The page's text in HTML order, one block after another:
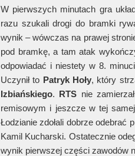
W pierwszych minutach gra
razu szukali drogi do bramki
wynik – wówczas na prawej
pod bramkę, a tam atak
odpowiadać i niestety w 8.
Uczynił to Patryk Hoły, który
Izbiańskiego. RTS nie
remisowym i jeszcze w tej
Łodzianie zdołali dobrze odebrać
Kamil Kucharski. Ostatecznie
wynik pierwszej części zawodów